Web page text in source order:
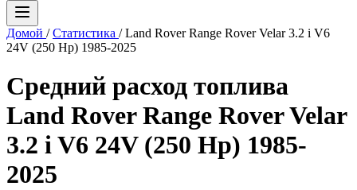
Домой / Статистика / Land Rover Range Rover Velar 3.2 i V6
24V (250 Hp) 1985-2025
Средний расход топлива
Land Rover Range Rover Velar
3.2 i V6 24V (250 Hp) 1985-
2025